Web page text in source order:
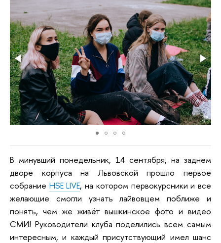
В минувший понедельник, 14 сентября, на заднем
дворе корпуса на Львовской прошло первое
собрание HSE LIVE, на котором первокурсники и все
желающие смогли узнать лайвовцем поближе и
понять, чем же живёт вышкинское фото и видео
СМИ! Руководители клуба поделились всем самым
интересным, и каждый присутствующий имел шанс